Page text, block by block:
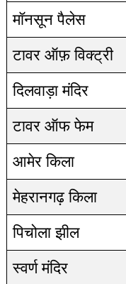
मॉनसून पैलेस
टावर ऑफ़ विक्ट्री
दिलवाड़ा मंदिर
टावर ऑफ फेम
आमेर किला
मेहरानगढ़ किला
पिचोला झील
स्वर्ण मंदिर